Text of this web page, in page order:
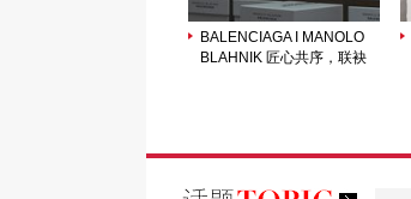
BALENCIAGA I MANOLO
BLAHNIK 匠心共序，联袂